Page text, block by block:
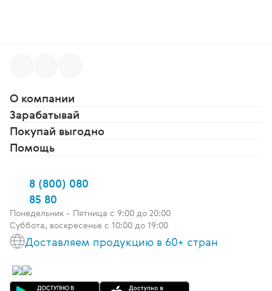
О компании
Зарабатывай
Покупай выгодно
Помощь
8 (800) 080
85 80
Понедельник - Пятница c 9:00 до 20:00
Суббота, воскресенье с 10:00 до 19:00
Доставляем продукцию в 60+ стран